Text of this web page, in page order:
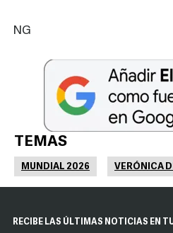
NG
TEMAS
MUNDIAL 2026 VERÓNICA
RECIBE LAS ÚLTIMAS NOTICIAS EN